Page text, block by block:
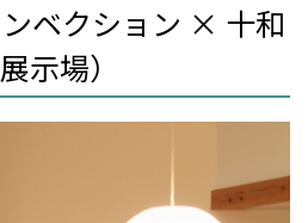
ベクション × 十和
示場）